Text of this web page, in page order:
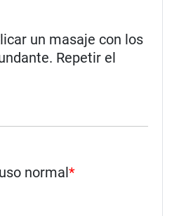
un masaje con los
Repetir el
normal*